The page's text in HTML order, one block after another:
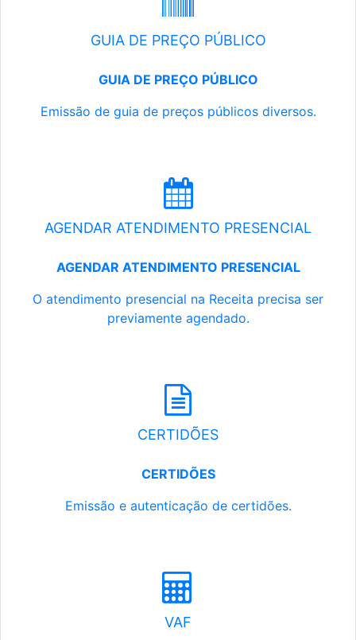
GUIA DE PREÇO PÚBLICO
GUIA DE PREÇO PÚBLICO
Emissão de guia de preços públicos diversos.
AGENDAR ATENDIMENTO PRESENCIAL
AGENDAR ATENDIMENTO PRESENCIAL
O atendimento presencial na Receita precisa ser
previamente agendado.
CERTIDÕES
CERTIDÕES
Emissão e autenticação de certidões.
VAF